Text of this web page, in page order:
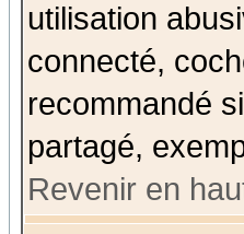
utilisation
connecté,
recommandé
partagé,
Revenir en